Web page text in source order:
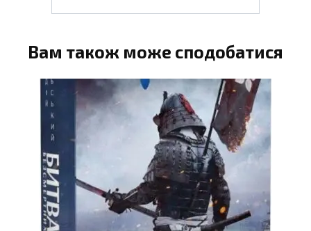
Вам також може сподобатися